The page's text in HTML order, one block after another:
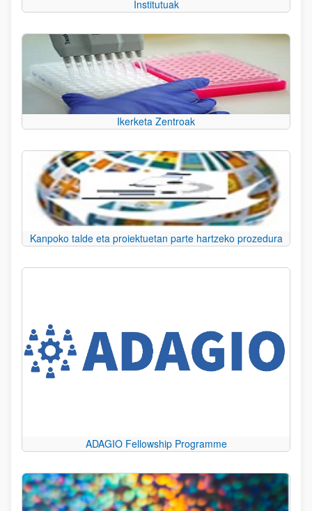
Institutuak
Ikerketa Zentroak
Kanpoko talde eta proiektuetan parte hartzeko prozedura
ADAGIO Fellowship Programme